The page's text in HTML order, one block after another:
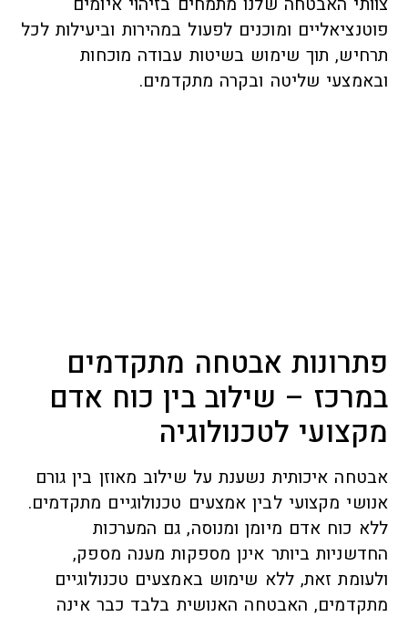
פוטנציאליים ומוכנים לפעול במהירות וביעילות לכל
תרחיש, תוך שימוש בשיטות עבודה מוכחות
ובאמצעי שליטה ובקרה מתקדמים.
פתרונות אבטחה מתקדמים
במרכז – שילוב בין כוח אדם
מקצועי לטכנולוגיה
אבטחה איכותית נשענת על שילוב מאוזן בין גורם
אנושי מקצועי לבין אמצעים טכנולוגיים מתקדמים.
ללא כוח אדם מיומן ומנוסה, גם המערכות
החדשניות ביותר אינן מספקות מענה מספק,
ולעומת זאת, ללא שימוש באמצעים טכנולוגיים
מתקדמים, האבטחה האנושית בלבד כבר אינה